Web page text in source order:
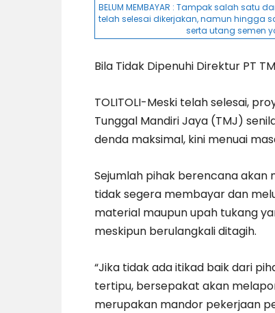
BELUM MEMBAYAR : Tampak salah
telah selesai dikerjakan, namun hingga
serta utang semen
Bila Tidak Dipenuhi Direktur PT
TOLITOLI-Meski telah selesai,
Tunggal Mandiri Jaya (TMJ)
denda maksimal, kini menuai
Sejumlah pihak berencana akan
tidak segera membayar dan
material maupun upah tukang
meskipun berulangkali ditagih.
“Jika tidak ada itikad baik dari
tertipu, bersepakat akan
merupakan mandor pekerjaan